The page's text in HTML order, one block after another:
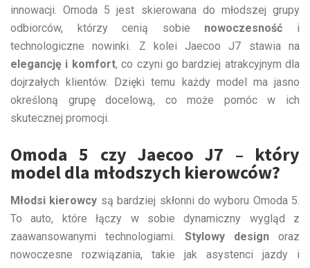
innowacji. Omoda 5 jest skierowana do młodszej grupy
odbiorców, którzy cenią sobie nowoczesność i
technologiczne nowinki. Z kolei Jaecoo J7 stawia na
elegancję i komfort, co czyni go bardziej atrakcyjnym dla
dojrzałych klientów. Dzięki temu każdy model ma jasno
określoną grupę docelową, co może pomóc w ich
skutecznej promocji.
Omoda 5 czy Jaecoo J7 – który
model dla młodszych kierowców?
Młodsi kierowcy są bardziej skłonni do wyboru Omoda 5.
To auto, które łączy w sobie dynamiczny wygląd z
zaawansowanymi technologiami. Stylowy designoraz
nowoczesne rozwiązania, takie jak asystenci jazdy i